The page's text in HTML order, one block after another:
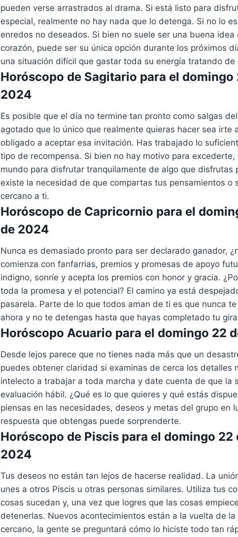
pueden verse arrastrados al drama. Si está listo para
especial, realmente no hay nada que lo detenga. Si no lo
enredos no deseados. Si bien no suele ser una buena
corazón, puede ser su única opción durante los próximos
una situación difícil que gastar toda su energía tratando de
Horóscopo de Sagitario para el domingo
2024
Es posible que el día no termine tan pronto como salgas
agotado que lo único que realmente quieras hacer sea irte
obligado a aceptar esa invitación. Has trabajado lo
tipo de recompensa. Si bien no hay motivo para
mundo para disfrutar tranquilamente de algo que disfrutas
existe la necesidad de que compartas tus pensamientos o
cercano a ti.
Horóscopo de Capricornio para el
de 2024
Nunca es demasiado pronto para ser declarado ganador,
comienza con fanfarrias, premios y promesas de apoyo
indigno, sonríe y acepta los premios con honor y gracia.
toda la promesa y el potencial? El camino ya está
pasarela. Parte de lo que todos aman de ti es que nunca
ahora y no te detengas hasta que hayas completado tu
Horóscopo Acuario para el domingo 22
Desde lejos parece que no tienes nada más que un
puedes obtener claridad si examinas de cerca los detalles
intelecto a trabajar a toda marcha y date cuenta de que la
evaluación hábil. ¿Qué es lo que quieres y qué estás
piensas en las necesidades, deseos y metas del grupo en
respuesta que obtengas puede sorprenderte.
Horóscopo de Piscis para el domingo 22
2024
Tus deseos no están tan lejos de hacerse realidad. La
unes a otros Piscis u otras personas similares. Utiliza tus
cosas sucedan y, una vez que logres que las cosas
detenerlas. Nuevos acontecimientos están a la vuelta de
cercano, la gente se preguntará cómo lo hiciste todo tan